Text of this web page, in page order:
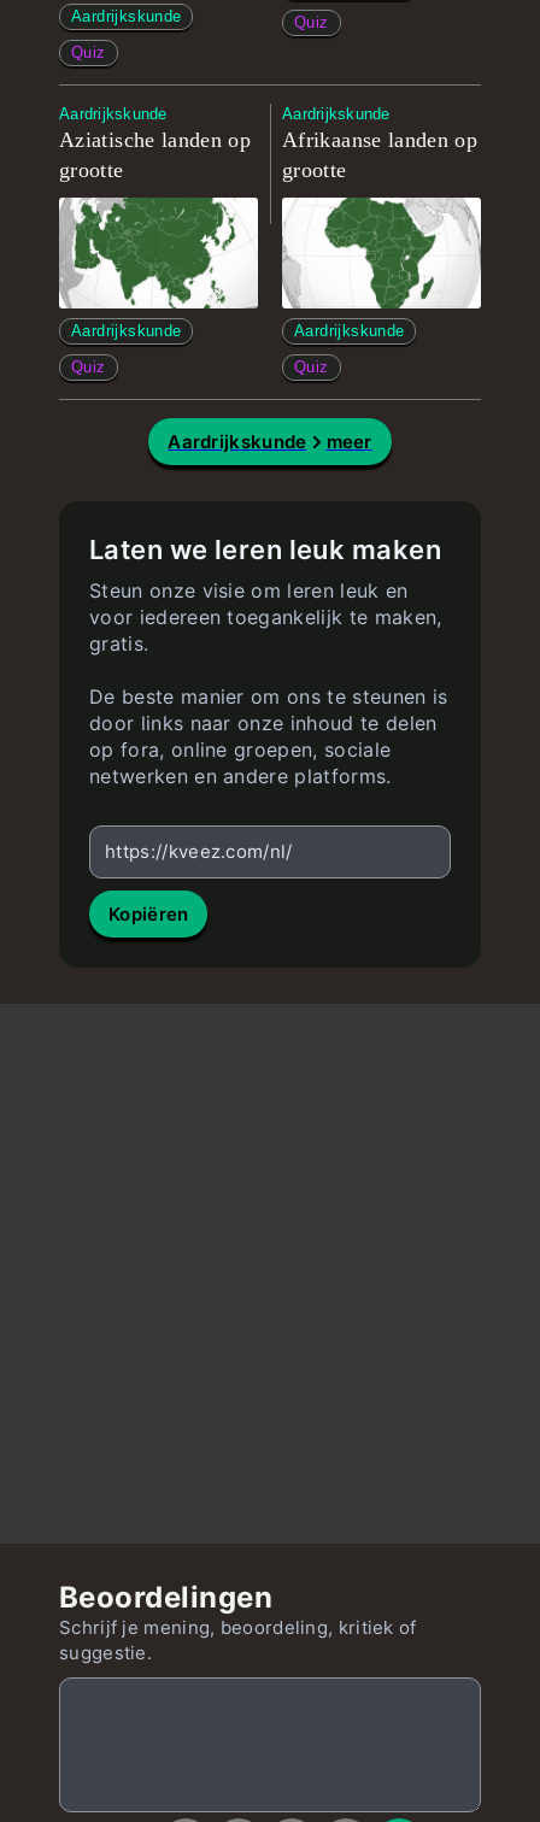
Aardrijkskunde
Quiz
Quiz
Aardrijkskunde
Aziatische landen op
grootte
Aardrijkskunde
Quiz
Aardrijkskunde
Afrikaanse landen op
grootte
Aardrijkskunde
Quiz
Aardrijkskunde meer
Laten we leren leuk maken
Steun onze visie om leren leuk en
voor iedereen toegankelijk te maken,
gratis.
De beste manier om ons te steunen is
door links naar onze inhoud te delen
op fora, online groepen, sociale
netwerken en andere platforms.
https://kveez.com/nl/
Kopiëren
Beoordelingen
Schrijf je mening, beoordeling, kritiek of
suggestie.